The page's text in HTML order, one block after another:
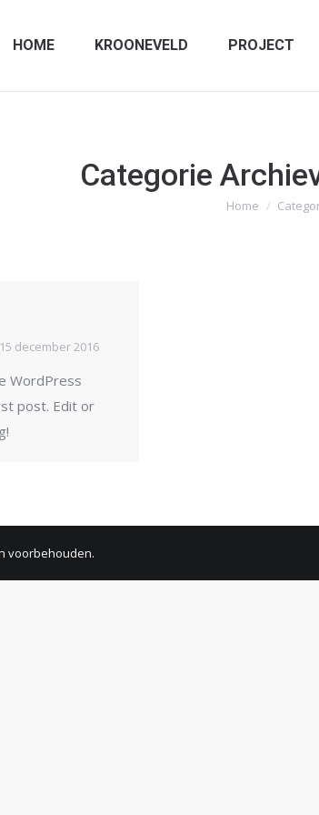
HOME KROONEVELD PROJECT
Categorie
Je bent hier:
Home
15 december 2016
WordPress
post. Edit or
voorbehouden.